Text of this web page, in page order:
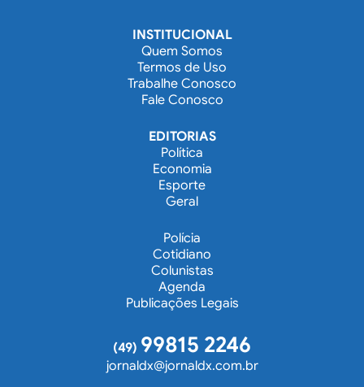
INSTITUCIONAL
Quem Somos
Termos de Uso
Trabalhe Conosco
Fale Conosco
EDITORIAS
Política
Economia
Esporte
Geral
Polícia
Cotidiano
Colunistas
Agenda
Publicações Legais
(49) 99815 2246
jornaldx@jornaldx.com.br